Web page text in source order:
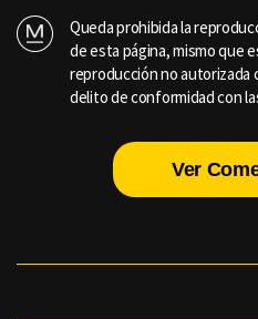
Queda prohibida la
de esta página, mismo que
reproducción no autorizada
delito de conformidad con
Ver